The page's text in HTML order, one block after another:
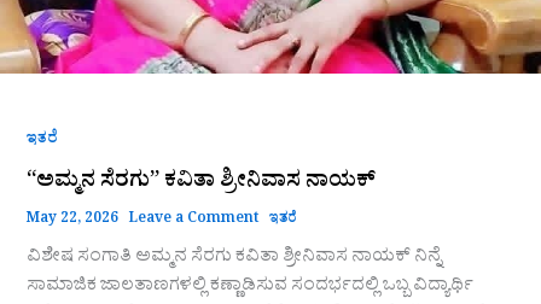
ಇತರೆ
“ಅಮ್ಮನ ಸೆರಗು” ಕವಿತಾ ಶ್ರೀನಿವಾಸ ನಾಯಕ್
May 22, 2026 Leave a Comment ಇತರೆ
ವಿಶೇಷ ಸಂಗಾತಿ ಅಮ್ಮನ ಸೆರಗು ಕವಿತಾ ಶ್ರೀನಿವಾಸ ನಾಯಕ್ ​ನಿನ್ನೆ
ಸಾಮಾಜಿಕ ಜಾಲತಾಣಗಳಲ್ಲಿ ಕಣ್ಣಾಡಿಸುವ ಸಂದರ್ಭದಲ್ಲಿ ಒಬ್ಬ ವಿದ್ಯಾರ್ಥಿ